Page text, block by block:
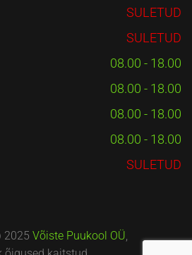
SULETUD
SULETUD
08.00 - 18.00
08.00 - 18.00
08.00 - 18.00
08.00 - 18.00
SULETUD
2025 Võiste Puukool OÜ,